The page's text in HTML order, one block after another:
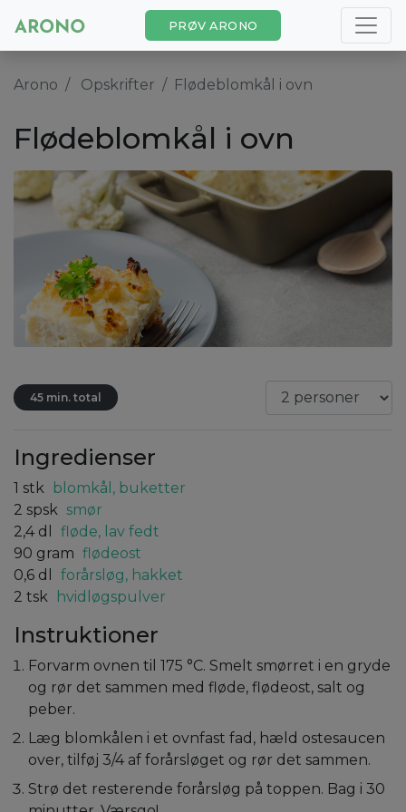
PRØV ARONO
Arono Opskrifter Flødeblomkål i ovn
Flødeblomkål i ovn
45 min. total
Ingredienser
1 stk
blomkål, buketter
2 spsk smør
2,4 dl
fløde, lav fedt
90 gram flødeost
0,6 dl
forårsløg, hakket
2 tsk hvidløgspulver
Instruktioner
Forvarm ovnen til 175 °C. Smelt smørret i en gryde
og rør det sammen med fløde, flødeost, salt og
peber.
Læg blomkålen i et ovnfast fad, hæld ostesaucen
over, tilføj 3/4 af forårsløget og rør det sammen.
Strø det resterende forårsløg på toppen. Bag i 30